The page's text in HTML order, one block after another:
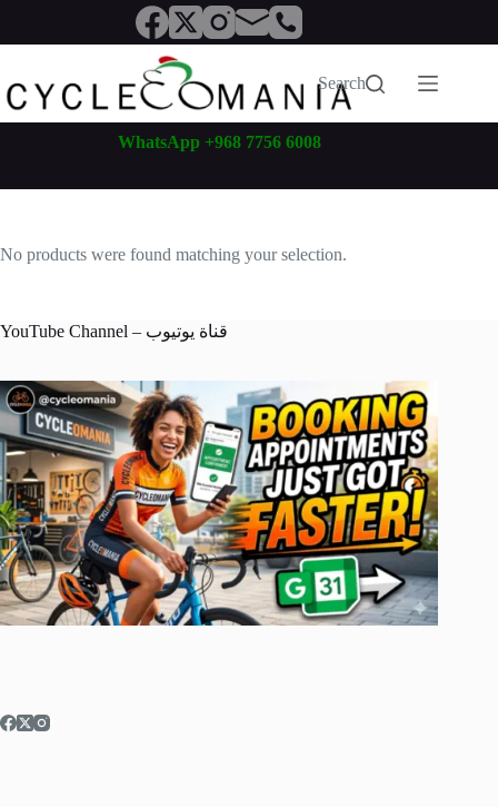
content
Search
WhatsApp +968 7756 6008
No products were found matching your selection.
YouTube Channel – قناة يوتيوب